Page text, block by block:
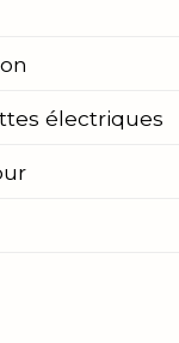
électriques